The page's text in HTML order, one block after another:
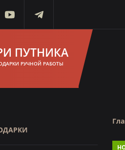
ПУТНИКА
РУЧНОЙ РАБОТЫ